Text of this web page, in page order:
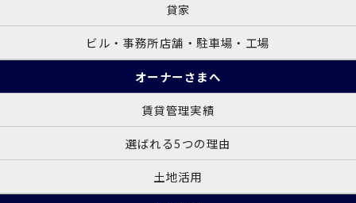
貸家
ビル・事務所店舗・駐車場・工場
オーナーさまへ
賃貸管理実績
選ばれる5つの理由
土地活用